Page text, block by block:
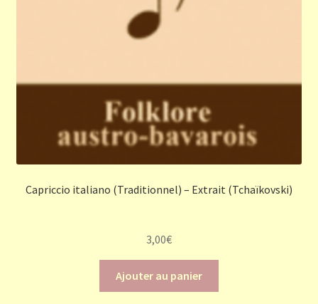
Capriccio italiano (Traditionnel) – Extrait (Tchaïkovski)
3,00€
Ajouter au panier